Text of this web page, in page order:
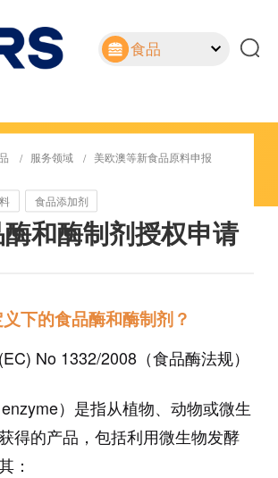
食品
服务领域 美欧澳等新食品原料申报
食品添加剂
和酶制剂授权申请
下的食品酶和酶制剂？
No 1332/2008（食品酶法规）
）是指从植物、动物或微生
得的产品，包括利用微生物发酵
：